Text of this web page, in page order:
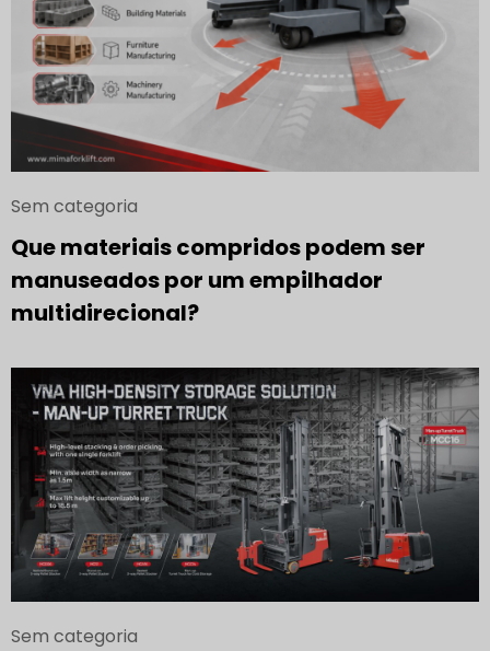
Sem categoria
Que materiais compridos podem ser
manuseados por um empilhador
multidirecional?
Sem categoria